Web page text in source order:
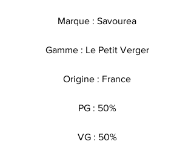
Marque : Savourea
Gamme : Le Petit Verger
Origine : France
PG : 50%
VG : 50%